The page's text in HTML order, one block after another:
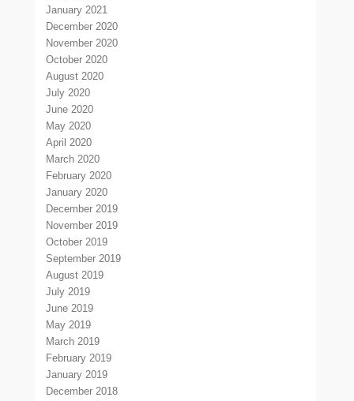
January 2021
December 2020
November 2020
October 2020
August 2020
July 2020
June 2020
May 2020
April 2020
March 2020
February 2020
January 2020
December 2019
November 2019
October 2019
September 2019
August 2019
July 2019
June 2019
May 2019
March 2019
February 2019
January 2019
December 2018